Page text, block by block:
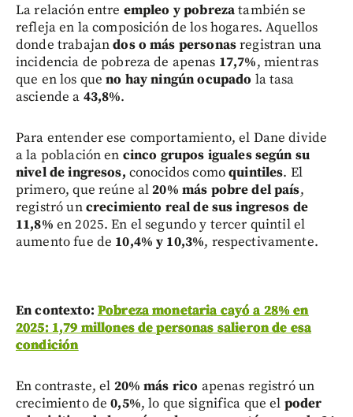
La relación entre empleo y pobrezatambién se
refleja en la composición de los hogares. Aquellos
donde trabajandos o más personasregistran una
incidencia de pobreza de apenas 17,7%, mientras
que en los queno hay ningún ocupado la tasa
asciende a 43,8%.
Para entender ese comportamiento, el Dane divide
a la población en cinco grupos iguales según su
nivel de ingresos, conocidos comoquintiles. El
primero, que reúne al20% más pobre del país,
registró uncrecimiento real de sus ingresos de
11,8% en 2025. En el segundo y tercer quintil el
aumento fue de 10,4% y 10,3%, respectivamente.
En contexto: Pobreza monetaria cayó a 28% en
2025: 1,79 millones de personas salieron de esa
condición
En contraste, el 20% más rico apenas registró un
crecimiento de0,5%, lo que significa que el poder